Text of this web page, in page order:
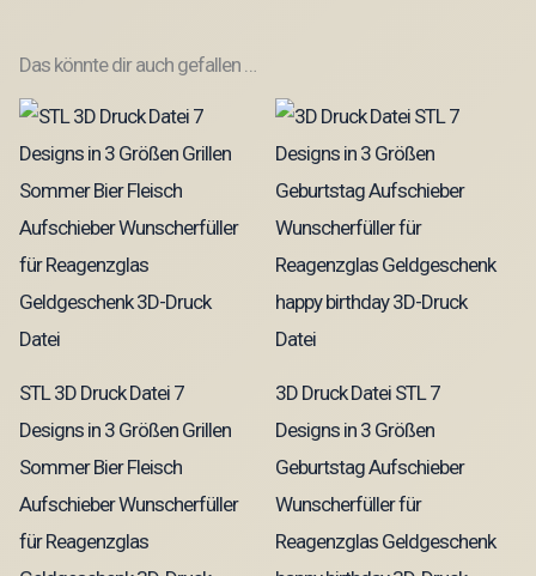
Das könnte dir auch gefallen …
STL 3D Druck Datei 7
Designs in 3 Größen Grillen
Sommer Bier Fleisch
Aufschieber Wunscherfüller
für Reagenzglas
3D Druck Datei STL 7
Designs in 3 Größen
Geburtstag Aufschieber
Wunscherfüller für
Reagenzglas Geldgeschenk